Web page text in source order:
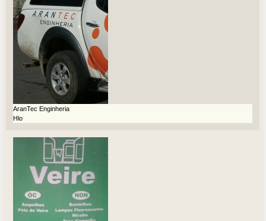
AranTec Enginheria
Hlo